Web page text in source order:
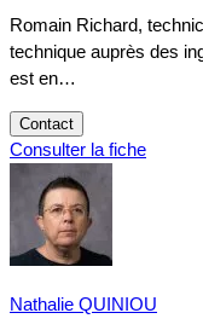
Romain Richard,
technique auprès des
est en…
Contact
Consulter la fiche
Nathalie QUINIOU